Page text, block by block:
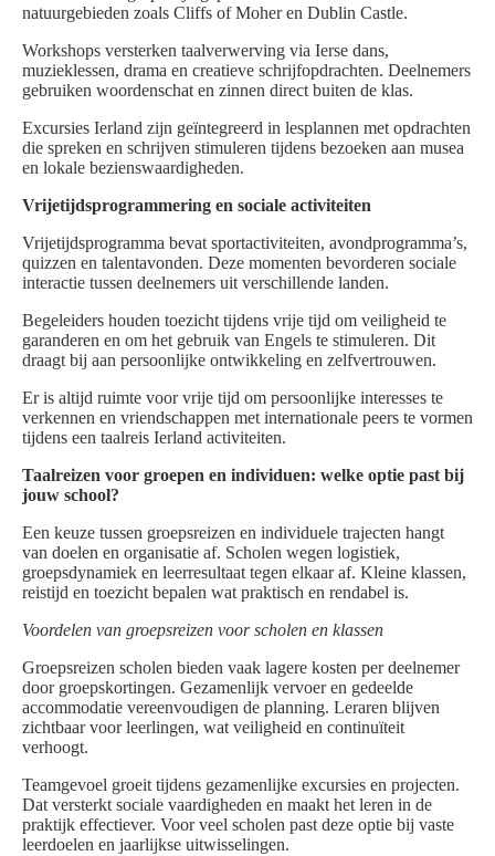
natuurgebieden zoals Cliffs of Moher en Dublin Castle.
Workshops versterken taalverwerving via Ierse dans,
muzieklessen, drama en creatieve schrijfopdrachten. Deelnemers
gebruiken woordenschat en zinnen direct buiten de klas.
Excursies Ierland zijn geïntegreerd in lesplannen met opdrachten
die spreken en schrijven stimuleren tijdens bezoeken aan musea
en lokale bezienswaardigheden.
Vrijetijdsprogrammering en sociale activiteiten
Vrijetijdsprogramma bevat sportactiviteiten, avondprogramma’s,
quizzen en talentavonden. Deze momenten bevorderen sociale
interactie tussen deelnemers uit verschillende landen.
Begeleiders houden toezicht tijdens vrije tijd om veiligheid te
garanderen en om het gebruik van Engels te stimuleren. Dit
draagt bij aan persoonlijke ontwikkeling en zelfvertrouwen.
Er is altijd ruimte voor vrije tijd om persoonlijke interesses te
verkennen en vriendschappen met internationale peers te vormen
tijdens een taalreis Ierland activiteiten.
Taalreizen voor groepen en individuen: welke optie past bij
jouw school?
Een keuze tussen groepsreizen en individuele trajecten hangt
van doelen en organisatie af. Scholen wegen logistiek,
groepsdynamiek en leerresultaat tegen elkaar af. Kleine klassen,
reistijd en toezicht bepalen wat praktisch en rendabel is.
Voordelen van groepsreizen voor scholen en klassen
Groepsreizen scholen bieden vaak lagere kosten per deelnemer
door groepskortingen. Gezamenlijk vervoer en gedeelde
accommodatie vereenvoudigen de planning. Leraren blijven
zichtbaar voor leerlingen, wat veiligheid en continuïteit
verhoogt.
Teamgevoel groeit tijdens gezamenlijke excursies en projecten.
Dat versterkt sociale vaardigheden en maakt het leren in de
praktijk effectiever. Voor veel scholen past deze optie bij vaste
leerdoelen en jaarlijkse uitwisselingen.